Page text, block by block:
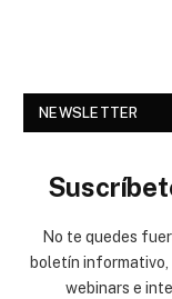
NEWSLETTER
No te quedes
boletín informativo,
webinars e